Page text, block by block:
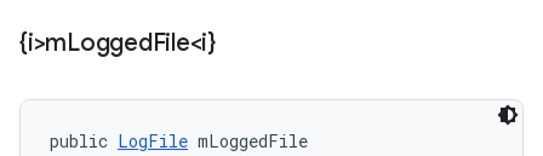
{i>mLoggedFile<i}
public LogFile mLoggedFile